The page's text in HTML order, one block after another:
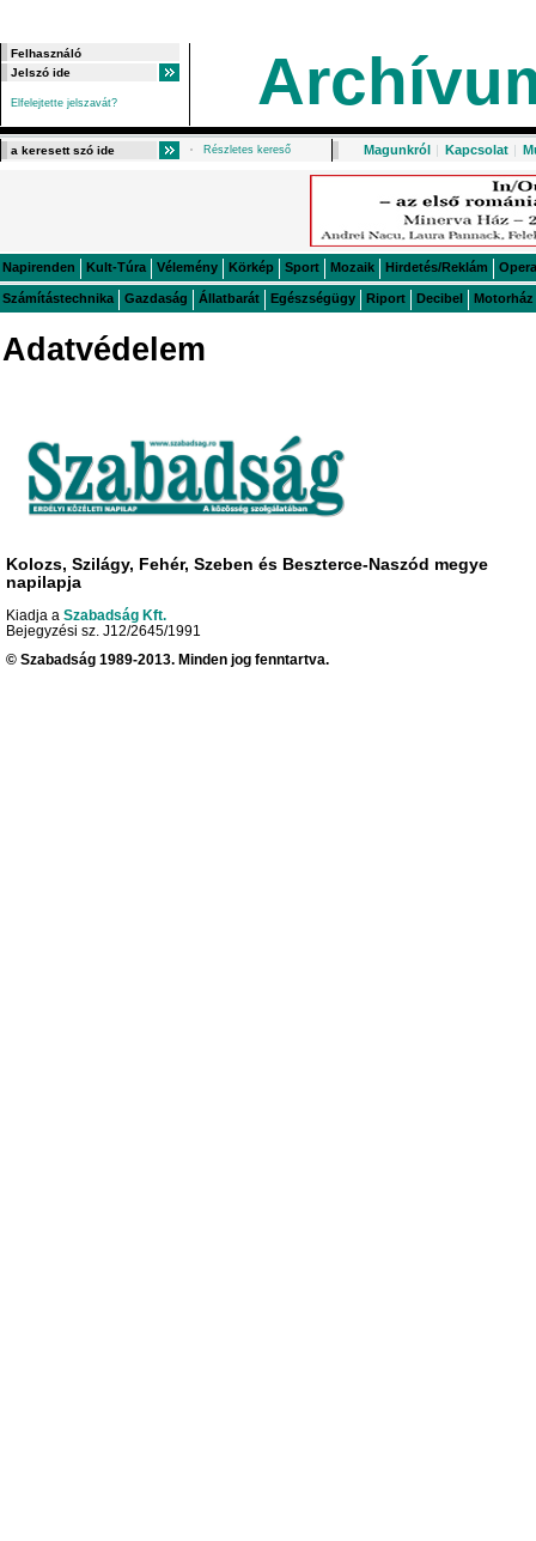
Elfelejtette jelszavát?
Részletes kereső Magunkról | Kapcsolat |
Napirenden Kult-Túra Vélemény Körkép Sport Mozaik Hirdetés/Reklám Opera
Számítástechnika Gazdaság Állatbarát Egészségügy Riport Decibel Motorház
Adatvédelem
Kolozs, Szilágy, Fehér, Szeben és Beszterce-Naszód megye
napilapja
Kiadja a Szabadság Kft.
Bejegyzési sz. J12/2645/1991
© Szabadság 1989-2013. Minden jog fenntartva.